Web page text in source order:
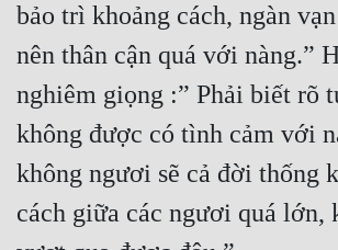
bảo trì khoảng cách, ngàn
nên thân cận quá với nàng.”
nghiêm giọng :” Phải biết rõ
không được có tình cảm với
không ngươi sẽ cả đời thống
cách giữa các ngươi quá lớn,